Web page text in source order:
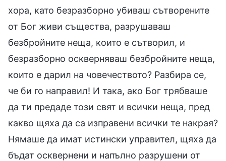
хора, като безразборно убиваш сътворените
от Бог живи същества, разрушаваш
безбройните неща, които е сътворил, и
безразборно оскверняваш безбройните неща,
които е дарил на човечеството? Разбира се,
че би го направил! И така, ако Бог трябваше
да ти предаде този свят и всички неща, пред
какво щяха да са изправени всички те накрая?
Нямаше да имат истински управител, щяха да
бъдат осквернени и напълно разрушени от